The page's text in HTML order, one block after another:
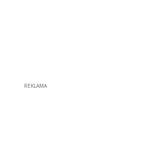
REKLAMA